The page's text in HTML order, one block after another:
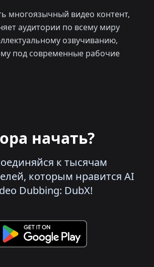
многоязычный видео контент,
аудитории по всему миру
озвучиванию,
под современные рабочие
начать?
к тысячам
которым нравится AI
Dubbing: DubX!